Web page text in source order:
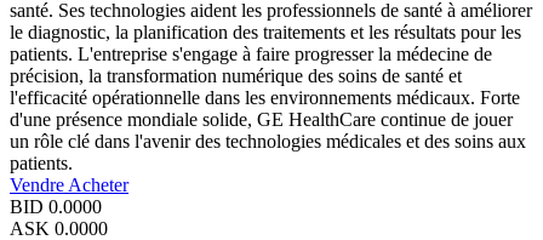
santé. Ses technologies aident les professionnels de santé à améliorer
le diagnostic, la planification des traitements et les résultats pour les
patients. L'entreprise s'engage à faire progresser la médecine de
précision, la transformation numérique des soins de santé et
l'efficacité opérationnelle dans les environnements médicaux. Forte
d'une présence mondiale solide, GE HealthCare continue de jouer
un rôle clé dans l'avenir des technologies médicales et des soins aux
patients.
Vendre Acheter
BID 0.0000
ASK 0.0000